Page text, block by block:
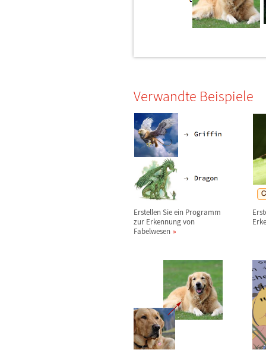
Verwandte Beispiele
Erstellen Sie ein Programm
zur Erkennung von
Fabelwesen